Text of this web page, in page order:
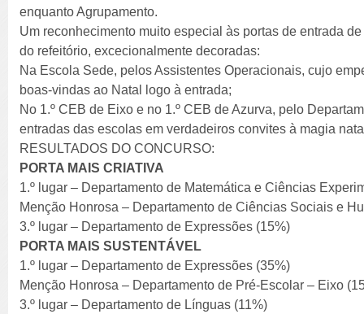
enquanto Agrupamento.
Um reconhecimento muito especial às portas de entrada
do refeitório, excecionalmente decoradas:
Na Escola Sede, pelos Assistentes Operacionais, cujo
boas-vindas ao Natal logo à entrada;
No 1.º CEB de Eixo e no 1.º CEB de Azurva, pelo
entradas das escolas em verdadeiros convites à magia
RESULTADOS DO CONCURSO:
PORTA MAIS CRIATIVA
1.º lugar – Departamento de Matemática e Ciências
Menção Honrosa – Departamento de Ciências Sociais e
3.º lugar – Departamento de Expressões (15%)
PORTA MAIS SUSTENTÁVEL
1.º lugar – Departamento de Expressões (35%)
Menção Honrosa – Departamento de Pré-Escolar – Eixo
3.º lugar – Departamento de Línguas (11%)